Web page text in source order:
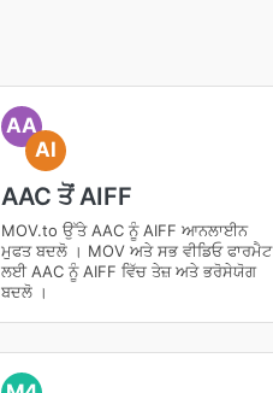
AA
AI
AAC ਤੋਂ AIFF
MOV.to ਉੱਤੇ AAC ਨੂੰ AIFF ਆਨਲਾਈਨ
ਮੁਫਤ ਬਦਲੋ । MOV ਅਤੇ ਸਭ ਵੀਡਿਓ ਫਾਰਮੈਟ
ਲਈ AAC ਨੂੰ AIFF ਵਿੱਚ ਤੇਜ਼ ਅਤੇ ਭਰੋਸੇਯੋਗ
ਬਦਲੋ ।